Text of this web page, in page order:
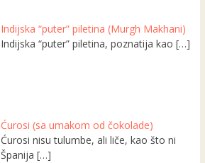
Indijska “puter” piletina (Murgh Makhani)
Indijska “puter” piletina, poznatija kao[…]
Ćurosi (sa umakom od čokolade)
Ćurosi nisu tulumbe, ali liče, kao što ni
Španija[…]